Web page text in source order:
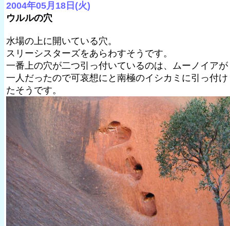
2004年05月18日(火)
ウルルの穴
水場の上に開いている穴。
スリーシスターズをあらわすそうです。
一番上の穴が二つ引っ付いているのは、ムーノイアが
一人だったので可哀想にと南極のイシカミに引っ付け
たそうです。